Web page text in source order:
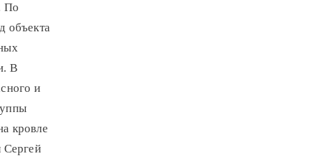
По
объекта
В
и
кровле
Сергей